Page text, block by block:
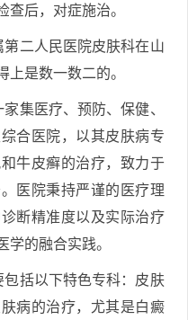
查后，对症施治。
二人民医院皮肤科在山
上是数一数二的。
集医疗、预防、保健、
合医院，以其皮肤病专
牛皮癣的治疗，致力于
医院秉持严谨的医疗理
断精准度以及实际治疗
学的融合实践。
括以下特色专科：皮肤
病的治疗，尤其是白癜